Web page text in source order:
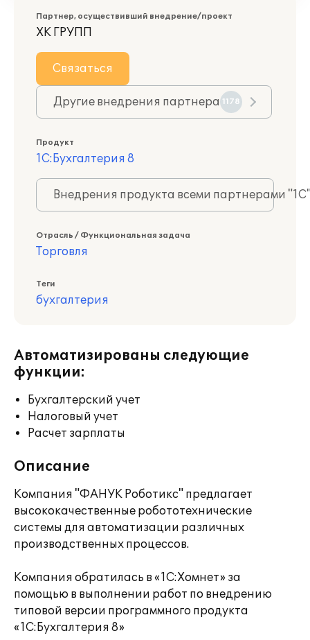
Партнер, осуществивший внедрение/проект
ХК ГРУПП
Связаться
Другие внедрения партнера 1178
Продукт
1С:Бухгалтерия 8
Внедрения продукта всеми партнерами
Отрасль / Функциональная задача
Торговля
Теги
бухгалтерия
Автоматизированы следующие
функции:
Бухгалтерский учет
Налоговый учет
Расчет зарплаты
Описание
Компания "ФАНУК Роботикс" предлагает
высококачественные робототехнические
системы для автоматизации различных
производственных процессов.
Компания обратилась в «1С:Хомнет» за
помощью в выполнении работ по внедрению
типовой версии программного продукта
«1С:Бухгалтерия 8»